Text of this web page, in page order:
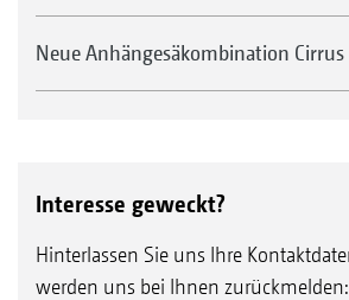
Neue Anhängesäkombination Cirrus
Interesse geweckt?
Hinterlassen Sie uns Ihre
werden uns bei Ihnen zurückmelden: